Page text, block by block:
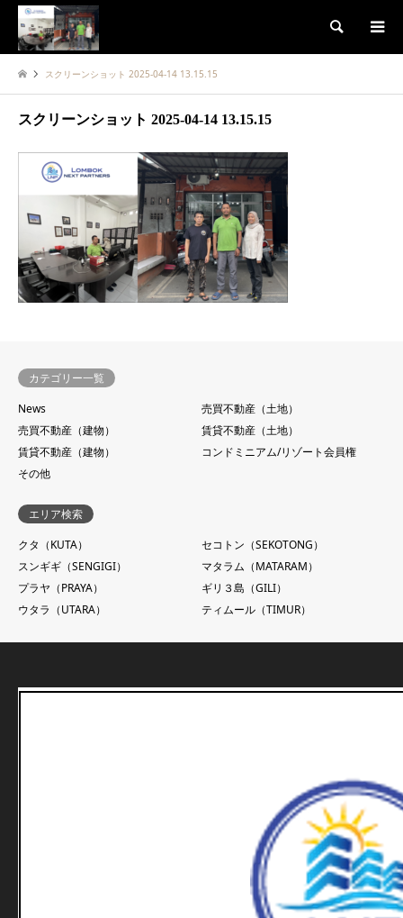
検索
スクリーンショット 2025-04-14 13.15.15
スクリーンショット 2025-04-14 13.15.15
カテゴリー一覧
News
売買不動産（土地）
売買不動産（建物）
賃貸不動産（土地）
賃貸不動産（建物）
コンドミニアム/リゾート会員権
その他
エリア検索
クタ（KUTA）
セコトン（SEKOTONG）
スンギギ（SENGIGI）
マタラム（MATARAM）
プラヤ（PRAYA）
ギリ３島（GILI）
ウタラ（UTARA）
ティムール（TIMUR）